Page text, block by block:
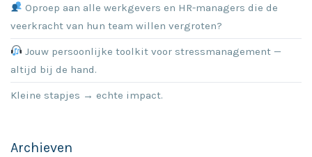
Oproep aan alle werkgevers en HR-managers die de
veerkracht van hun team willen vergroten?
Jouw persoonlijke toolkit voor stressmanagement —
altijd bij de hand.
Kleine stapjes → echte impact.
Archieven